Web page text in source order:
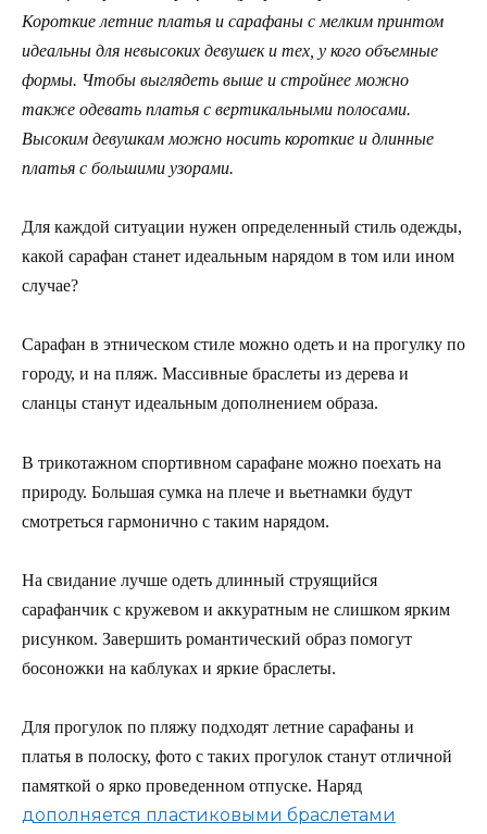
Короткие летние платья и сарафаны с мелким принтом
идеальны для невысоких девушек и тех, у кого объемные
формы. Чтобы выглядеть выше и стройнее можно
также одевать платья с вертикальными полосами.
Высоким девушкам можно носить короткие и длинные
платья с большими узорами.
Для каждой ситуации нужен определенный стиль одежды,
какой сарафан станет идеальным нарядом в том или ином
случае?
Сарафан в этническом стиле можно одеть и на прогулку по
городу, и на пляж. Массивные браслеты из дерева и
сланцы станут идеальным дополнением образа.
В трикотажном спортивном сарафане можно поехать на
природу. Большая сумка на плече и вьетнамки будут
смотреться гармонично с таким нарядом.
На свидание лучше одеть длинный струящийся
сарафанчик с кружевом и аккуратным не слишком ярким
рисунком. Завершить романтический образ помогут
босоножки на каблуках и яркие браслеты.
Для прогулок по пляжу подходят летние сарафаны и
платья в полоску, фото с таких прогулок станут отличной
памяткой о ярко проведенном отпуске. Наряд
дополняется пластиковыми браслетами